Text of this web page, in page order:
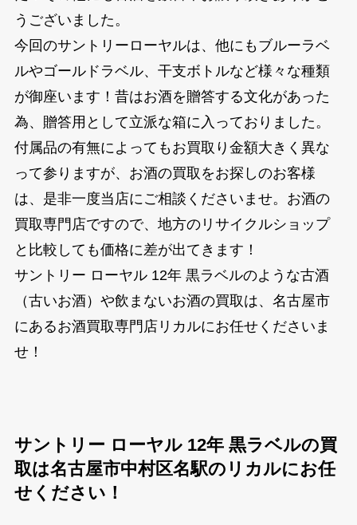
うございました。
今回のサントリーローヤルは、他にもブルーラベ
ルやゴールドラベル、干支ボトルなど様々な種類
が御座います！昔はお酒を贈答する文化があった
為、贈答用として立派な箱に入っておりました。
付属品の有無によってもお買取り金額大きく異な
って参りますが、お酒の買取をお探しのお客様
は、是非一度当店にご相談くださいませ。お酒の
買取専門店ですので、地方のリサイクルショップ
と比較しても価格に差が出てきます！
サントリー ローヤル 12年 黒ラベルのような古酒
（古いお酒）や飲まないお酒の買取は、名古屋市
にあるお酒買取専門店リカルにお任せくださいま
せ！
サントリー ローヤル 12年 黒ラベルの買
取は名古屋市中村区名駅のリカルにお任
せください！